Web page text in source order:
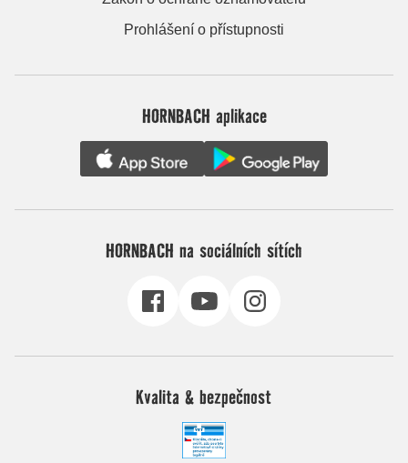
Prohlášení o přístupnosti
HORNBACH aplikace
HORNBACH na sociálních sítích
Kvalita & bezpečnost